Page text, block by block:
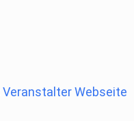
Veranstalter Webseite